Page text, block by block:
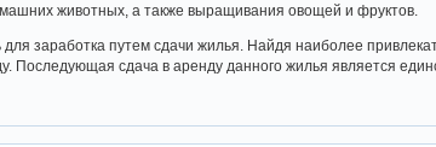
животных, а также выращивания овощей и фруктов.
заработка путем сдачи жилья. Найдя наиболее
Последующая сдача в аренду данного жилья является